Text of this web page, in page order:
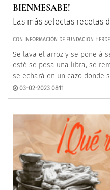
BIENMESABE!
Las más selectas recetas
CON INFORMACIÓN DE FUNDACIÓN
Se lava el arroz y se pone á
esté se pesa una libra, se
se echará en un cazo donde
03-02-2023 08:11